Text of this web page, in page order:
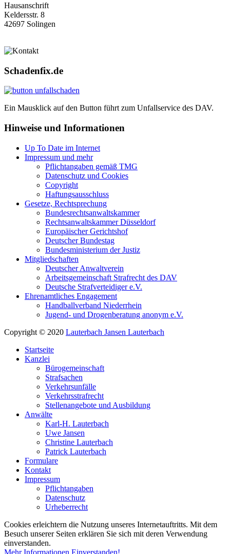
Hausanschrift
Keldersstr. 8
42697 Solingen
Schadenfix.de
Ein Mausklick auf den Button führt zum Unfallservice des DAV.
Hinweise und Informationen
Up To Date im Internet
Impressum und mehr
Pflichtangaben gemäß TMG
Datenschutz und Cookies
Copyright
Haftungsausschluss
Gesetze, Rechtsprechung
Bundesrechtsanwaltskammer
Rechtsanwaltskammer Düsseldorf
Europäischer Gerichtshof
Deutscher Bundestag
Bundesministerium der Justiz
Mitgliedschaften
Deutscher Anwaltverein
Arbeitsgemeinschaft Strafrecht des DAV
Deutsche Strafverteidiger e.V.
Ehrenamtliches Engagement
Handballverband Niederrhein
Jugend- und Drogenberatung anonym e.V.
Copyright © 2020 Lauterbach Jansen Lauterbach
Startseite
Kanzlei
Bürogemeinschaft
Strafsachen
Verkehrsunfälle
Verkehrsstrafrecht
Stellenangebote und Ausbildung
Anwälte
Karl-H. Lauterbach
Uwe Jansen
Christine Lauterbach
Patrick Lauterbach
Formulare
Kontakt
Impressum
Pflichtangaben
Datenschutz
Urheberrecht
Cookies erleichtern die Nutzung unseres Internetauftritts. Mit dem
Besuch unserer Seiten erklären Sie sich mit deren Verwendung
einverstanden.
Mehr Informationen Einverstanden!